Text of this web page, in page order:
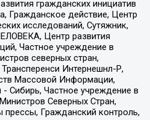
гражданских инициатив
Гражданское действие, Центр
исследований, Сутяжник,
Центр развития
Частное учреждение в
северных стран,
Интернешнл-Р,
Массовой Информации,
- Сибирь, Частное учреждение в
Северных Стран,
Гражданский контроль,